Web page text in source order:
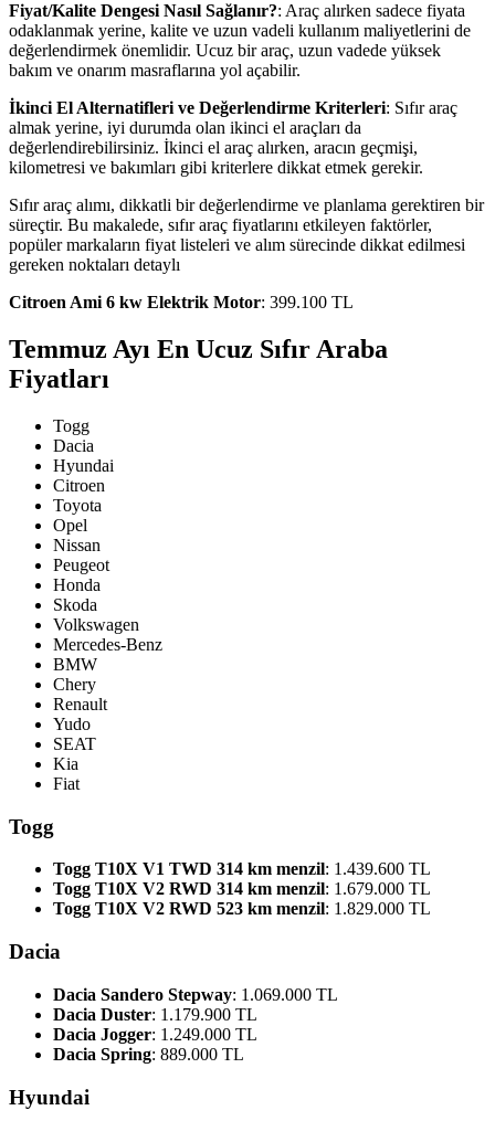
Fiyat/Kalite Dengesi Nasıl Sağlanır?: Araç alırken sadece fiyata
odaklanmak yerine, kalite ve uzun vadeli kullanım maliyetlerini de
değerlendirmek önemlidir. Ucuz bir araç, uzun vadede yüksek
bakım ve onarım masraflarına yol açabilir.
İkinci El Alternatifleri ve Değerlendirme Kriterleri: Sıfır araç
almak yerine, iyi durumda olan ikinci el araçları da
değerlendirebilirsiniz. İkinci el araç alırken, aracın geçmişi,
kilometresi ve bakımları gibi kriterlere dikkat etmek gerekir.
Sıfır araç alımı, dikkatli bir değerlendirme ve planlama gerektiren bir
süreçtir. Bu makalede, sıfır araç fiyatlarını etkileyen faktörler,
popüler markaların fiyat listeleri ve alım sürecinde dikkat edilmesi
gereken noktaları detaylı
Citroen Ami 6 kw Elektrik Motor: 399.100 TL
Temmuz Ayı En Ucuz Sıfır Araba
Fiyatları
Togg
Dacia
Hyundai
Citroen
Toyota
Opel
Nissan
Peugeot
Honda
Skoda
Volkswagen
Mercedes-Benz
BMW
Chery
Renault
Yudo
SEAT
Kia
Fiat
Togg
Togg T10X V1 TWD 314 km menzil: 1.439.600 TL
Togg T10X V2 RWD 314 km menzil: 1.679.000 TL
Togg T10X V2 RWD 523 km menzil: 1.829.000 TL
Dacia
Dacia Sandero Stepway: 1.069.000 TL
Dacia Duster: 1.179.900 TL
Dacia Jogger: 1.249.000 TL
Dacia Spring: 889.000 TL
Hyundai